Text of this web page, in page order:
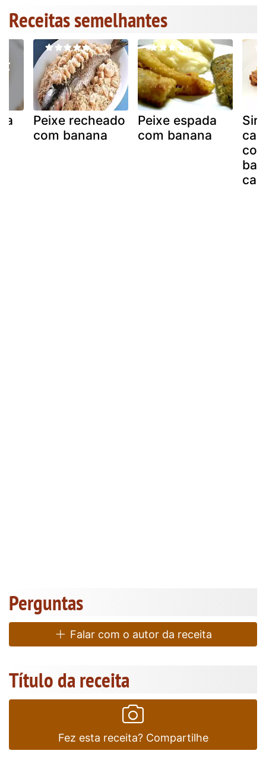
Receitas semelhantes
Peixe recheado
com banana
Peixe espada
com banana
Perguntas
Falar com o autor da receita
Título da receita
Fez esta receita? Compartilhe